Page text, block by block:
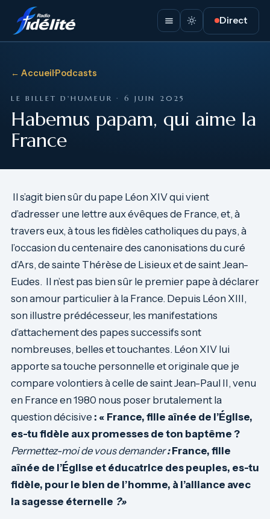
Direct
← Accueil·Podcasts
LE BILLET D'HUMEUR · 6 JUIN 2025
Habemus papam, qui aime la
France
Il s’agit bien sûr du pape Léon XIV qui vient
d’adresser une lettre aux évêques de France, et, à
travers eux, à tous les fidèles catholiques du pays, à
l’occasion du centenaire des canonisations du curé
d’Ars, de sainte Thérèse de Lisieux et de saint Jean-
Eudes. Il n’est pas bien sûr le premier pape à déclarer
son amour particulier à la France. Depuis Léon XIII,
son illustre prédécesseur, les manifestations
d’attachement des papes successifs sont
nombreuses, belles et touchantes. Léon XIV lui
apporte sa touche personnelle et originale que je
compare volontiers à celle de saint Jean-Paul II, venu
en France en 1980 nous poser brutalement la
question décisive : « France, fille aînée de l’Église,
es-tu fidèle aux promesses de ton baptême ?
Permettez-moi de vous demander:France, fille
aînée de l’Église et éducatrice des peuples, es-tu
fidèle, pour le bien de l’homme, à l’alliance avec
la sagesse éternelle ?»